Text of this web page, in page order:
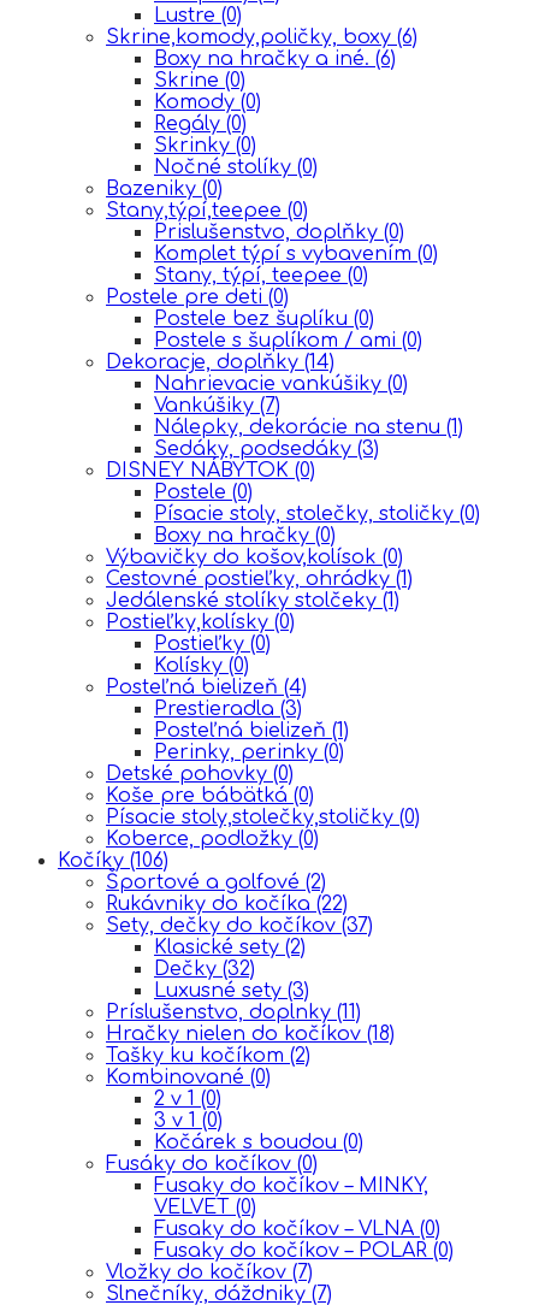
Lustre (0)
Skrine,komody,poličky, boxy (6)
Boxy na hračky a iné. (6)
Skrine (0)
Komody (0)
Regály (0)
Skrinky (0)
Nočné stolíky (0)
Bazeniky (0)
Stany,týpí,teepee (0)
Prislušenstvo, doplňky (0)
Komplet týpí s vybavením (0)
Stany, týpí, teepee (0)
Postele pre deti (0)
Postele bez šuplíku (0)
Postele s šuplíkom / ami (0)
Dekoracje, doplňky (14)
Nahrievacie vankúšiky (0)
Vankúšiky (7)
Nálepky, dekorácie na stenu (1)
Sedáky, podsedáky (3)
DISNEY NÁBYTOK (0)
Postele (0)
Písacie stoly, stolečky, stoličky (0)
Boxy na hračky (0)
Výbavičky do košov,kolísok (0)
Cestovné postieľky, ohrádky (1)
Jedálenské stolíky stolčeky (1)
Postieľky,kolísky (0)
Postieľky (0)
Kolísky (0)
Posteľná bielizeň (4)
Prestieradla (3)
Posteľná bielizeň (1)
Perinky, perinky (0)
Detské pohovky (0)
Koše pre bábätká (0)
Písacie stoly,stolečky,stoličky (0)
Koberce, podložky (0)
Kočíky (106)
Športové a golfové (2)
Rukávniky do kočíka (22)
Sety, dečky do kočíkov (37)
Klasické sety (2)
Dečky (32)
Luxusné sety (3)
Príslušenstvo, doplnky (11)
Hračky nielen do kočíkov (18)
Tašky ku kočíkom (2)
Kombinované (0)
2 v 1 (0)
3 v 1 (0)
Kočárek s boudou (0)
Fusáky do kočíkov (0)
Fusaky do kočíkov – MINKY,
VELVET (0)
Fusaky do kočíkov – VLNA (0)
Fusaky do kočíkov – POLAR (0)
Vložky do kočíkov (7)
Slnečníky, dáždniky (7)